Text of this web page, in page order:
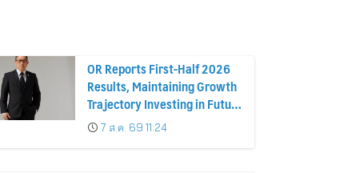
OR Reports First-Half 2026
Results, Maintaining Growth
Trajectory Investing in Future
Businesses to Strengthen
Long-Term Growth
7 ส.ค. 69 11:24